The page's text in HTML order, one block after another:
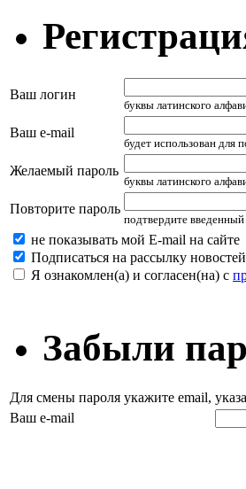
Ваш логин
буквы латинского
Ваш e-mail
будет использован для
Желаемый пароль
буквы латинского
Повторите пароль
подтвердите
не показывать мой E-mail на сайте
Подписаться на рассылку
Я ознакомлен(а) и согласен(на) с
Забыли
Для смены пароля укажите email,
Ваш e-mail